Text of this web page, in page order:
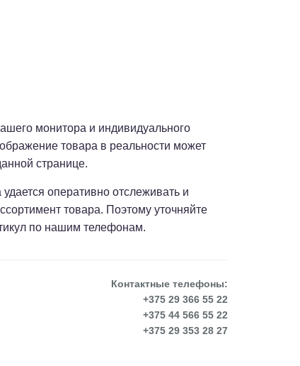
монитора и индивидуального
товара в реальности может
странице.
оперативно отслеживать и
товара. Поэтому уточняйте
по нашим телефонам.
Контактные телефоны:
+375 29 366 55 22
+375 44 566 55 22
+375 29 353 28 27